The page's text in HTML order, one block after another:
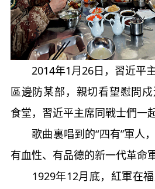
2014年1月26日，習近平
區邊防某部，親切看望慰問
食堂，習近平主席同戰士們一
歌曲裏唱到的“四有”軍人，
有血性、有品德的新一代革命
1929年12月底，紅軍在福